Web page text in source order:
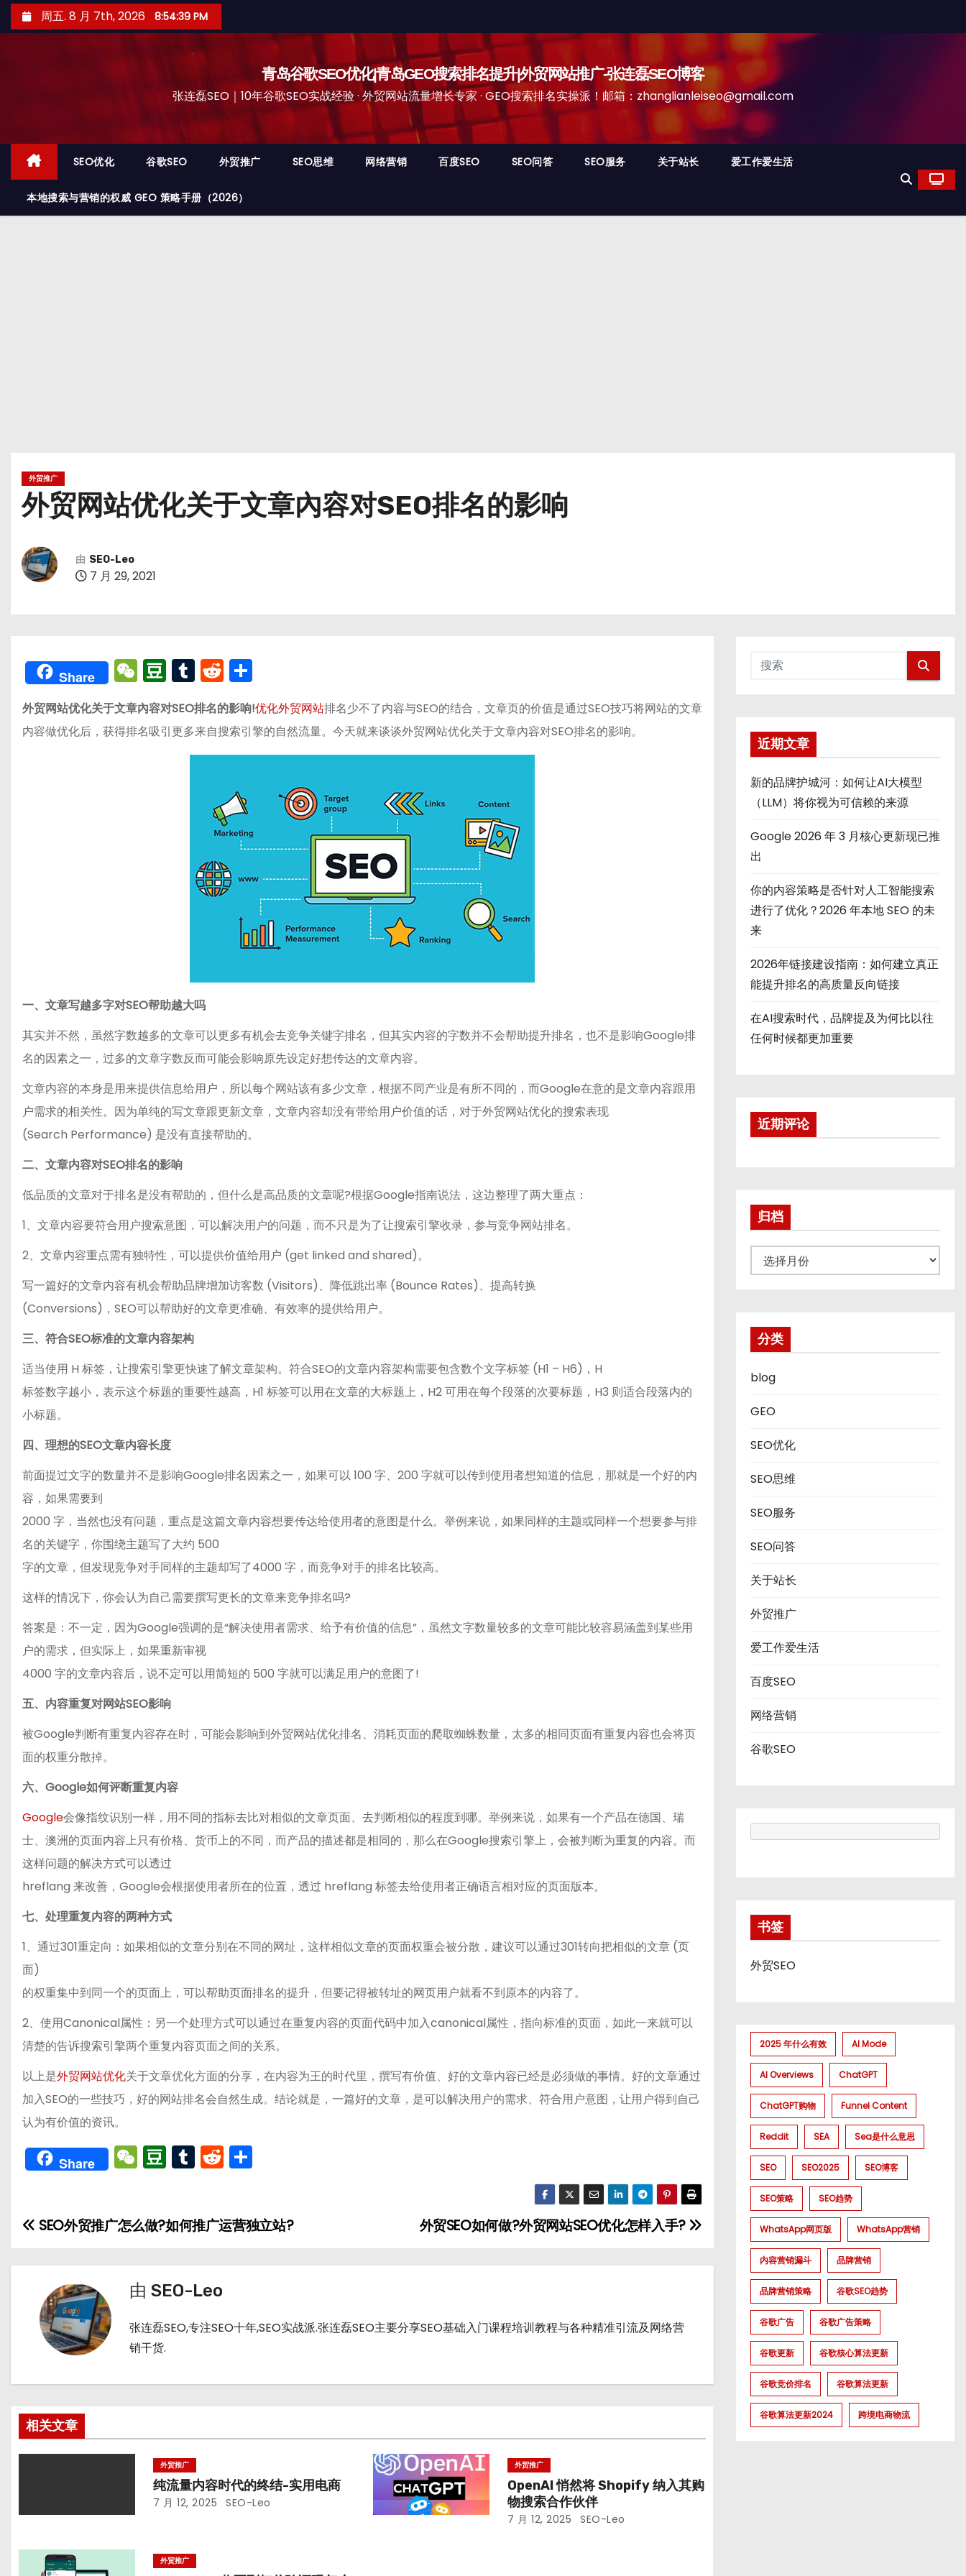
至
周五. 8 月 7th, 2026 8:54:40 PM
青岛谷歌SEO优化|青岛GEO搜索排名提升|外贸网站推广-张连磊SEO博客
张连磊SEO｜10年谷歌SEO实战经验 · 外贸网站流量增长专家 · GEO搜索排名实操派！邮箱：zhanglianleiseo@gmail.com
SEO优化 谷歌SEO 外贸推广 SEO思维 网络营销 百度SEO SEO问答 SEO服务 关于站长 爱工作爱生活
本地搜索与营销的权威 GEO 策略手册（2026）
外贸推广
外贸网站优化关于文章內容对SEO排名的影响
由 SEO-Leo
7 月 29, 2021
Share W
e
C
h
D
o
u
b
T
u
m
bl
r
R
e
d
di
t
外贸网站优化关于文章內容对SEO排名的影响!优化外贸网站排名少不了内容与SEO的结合，文章页的价值是通过SEO技巧将网站的文章
内容做优化后，获得排名吸引更多来自搜索引擎的自然流量。今天就来谈谈外贸网站优化关于文章內容对SEO排名的影响。
一、文章写越多字对SEO帮助越大吗
其实并不然，虽然字数越多的文章可以更多有机会去竞争关键字排名，但其实内容的字数并不会帮助提升排名，也不是影响Google排
名的因素之一，过多的文章字数反而可能会影响原先设定好想传达的文章内容。
文章内容的本身是用来提供信息给用户，所以每个网站该有多少文章，根据不同产业是有所不同的，而Google在意的是文章内容跟用
户需求的相关性。因为单纯的写文章跟更新文章，文章内容却没有带给用户价值的话，对于外贸网站优化的搜索表现
(Search Performance) 是没有直接帮助的。
二、文章内容对SEO排名的影响
低品质的文章对于排名是没有帮助的，但什么是高品质的文章呢?根据Google指南说法，这边整理了两大重点：
1、文章内容要符合用户搜索意图，可以解决用户的问题，而不只是为了让搜索引擎收录，参与竞争网站排名。
2、文章内容重点需有独特性，可以提供价值给用户 (get linked and shared)。
写一篇好的文章内容有机会帮助品牌增加访客数 (Visitors)、降低跳出率 (Bounce Rates)、提高转换
(Conversions)，SEO可以帮助好的文章更准确、有效率的提供给用户。
三、符合SEO标准的文章内容架构
适当使用 H 标签，让搜索引擎更快速了解文章架构。符合SEO的文章内容架构需要包含数个文字标签 (H1 – H6)，H
标签数字越小，表示这个标题的重要性越高，H1 标签可以用在文章的大标题上，H2 可用在每个段落的次要标题，H3 则适合段落内的
小标题。
四、理想的SEO文章内容长度
前面提过文字的数量并不是影响Google排名因素之一，如果可以 100 字、200 字就可以传到使用者想知道的信息，那就是一个好的内
容，如果需要到
2000 字，当然也没有问题，重点是这篇文章内容想要传达给使用者的意图是什么。举例来说，如果同样的主题或同样一个想要参与排
名的关键字，你围绕主题写了大约 500
字的文章，但发现竞争对手同样的主题却写了4000 字，而竞争对手的排名比较高。
这样的情况下，你会认为自己需要撰写更长的文章来竞争排名吗?
答案是：不一定，因为Google强调的是“解决使用者需求、给予有价值的信息”，虽然文字数量较多的文章可能比较容易涵盖到某些用
户的需求，但实际上，如果重新审视
4000 字的文章内容后，说不定可以用简短的 500 字就可以满足用户的意图了!
五、内容重复对网站SEO影响
被Google判断有重复内容存在时，可能会影响到外贸网站优化排名、消耗页面的爬取蜘蛛数量，太多的相同页面有重复内容也会将页
面的权重分散掉。
六、Google如何评断重复内容
Google会像指纹识别一样，用不同的指标去比对相似的文章页面、去判断相似的程度到哪。举例来说，如果有一个产品在德国、瑞
士、澳洲的页面内容上只有价格、货币上的不同，而产品的描述都是相同的，那么在Google搜索引擎上，会被判断为重复的内容。而
这样问题的解决方式可以透过
hreflang 来改善，Google会根据使用者所在的位置，透过 hreflang 标签去给使用者正确语言相对应的页面版本。
七、处理重复内容的两种方式
1、通过301重定向：如果相似的文章分别在不同的网址，这样相似文章的页面权重会被分散，建议可以通过301转向把相似的文章 (页
面)
的权重集中到同一个的页面上，可以帮助页面排名的提升，但要记得被转址的网页用户就看不到原本的内容了。
2、使用Canonical属性：另一个处理方式可以通过在重复内容的页面代码中加入canonical属性，指向标准的页面，如此一来就可以
清楚的告诉搜索引擎两个重复内容页面之间的关系。
以上是外贸网站优化关于文章优化方面的分享，在内容为王的时代里，撰写有价值、好的文章内容已经是必须做的事情。好的文章通过
加入SEO的一些技巧，好的网站排名会自然生成。结论就是，一篇好的文章，是可以解决用户的需求、符合用户意图，让用户得到自己
认为有价值的资讯。
Share W
e
h
t
D
o
b
n
T
u
bl
R
e
di
文
章
航
外贸SEO如何做?外贸网站SEO优化怎样入手?
SEO外贸推广怎么做?如何推广运营独立站?
由 SEO-Leo
张连磊SEO,专注SEO十年,SEO实战派.张连磊SEO主要分享SEO基础入门课程培训教程与各种精准引流及网络营
销干货.
相关文章
外贸推广
纯流量内容时代的终结-实用电商
7 月 12, 2025 SEO-Leo
外贸推广
OpenAI 悄然将 Shopify 纳入其购
物搜索合作伙伴
7 月 12, 2025 SEO-Leo
外贸推广
近期文章
新的品牌护城河：如何让AI大模型
（LLM）将你视为可信赖的来源
Google 2026 年 3 月核心更新现已推
出
你的内容策略是否针对人工智能搜索
进行了优化？2026 年本地 SEO 的未
来
2026年链接建设指南：如何建立真正
能提升排名的高质量反向链接
在AI搜索时代，品牌提及为何比以往
任何时候都更加重要
近期评论
归档
档
分类
blog
GEO
SEO优化
SEO思维
SEO服务
SEO问答
关于站长
外贸推广
爱工作爱生活
百度SEO
网络营销
谷歌SEO
书签
外贸SEO
2025 年什么有效 AI Mode
AI Overviews ChatGPT
ChatGPT购物 Funnel Content
Reddit SEA Sea是什么意思
SEO SEO2025 SEO博客
SEO策略 SEO趋势
WhatsApp网页版 WhatsApp营销
内容营销漏斗 品牌营销
品牌营销策略 谷歌SEO趋势
谷歌广告 谷歌广告策略
谷歌更新 谷歌核心算法更新
谷歌竞价排名 谷歌算法更新
谷歌算法更新2024 跨境电商物流